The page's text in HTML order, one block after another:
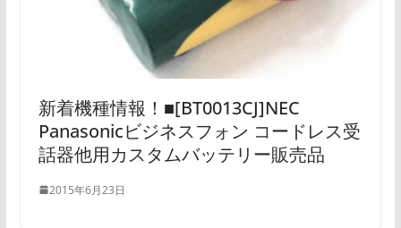
新着機種情報！■[BT0013CJ]NEC
Panasonicビジネスフォン コードレス受
話器他用カスタムバッテリー販売品
2015年6月23日